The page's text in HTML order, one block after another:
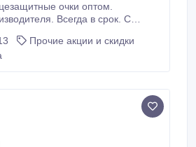
очки оптом.
Всегда в срок. С
и
и быстро! Акция: при
Прочие акции и скидки